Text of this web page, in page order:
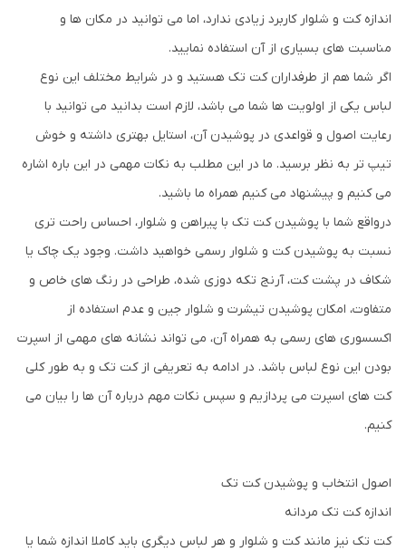
اندازه کت و شلوار کاربرد زیادی ندارد، اما می توانید در مکان ها و
مناسبت های بسیاری از آن استفاده نمایید.
اگر شما هم از طرفداران کت تک هستید و در شرایط مختلف این نوع
لباس یکی از اولویت ها شما می باشد، لازم است بدانید می توانید با
رعایت اصول و قواعدی در پوشیدن آن، استایل بهتری داشته و خوش
تیپ تر به نظر برسید. ما در این مطلب به نکات مهمی در این باره اشاره
می کنیم و پیشنهاد می کنیم همراه ما باشید.
درواقع شما با پوشیدن کت تک با پیراهن و شلوار، احساس راحت تری
نسبت به پوشیدن کت و شلوار رسمی خواهید داشت. وجود یک چاک یا
شکاف در پشت کت، آرنج تکه دوزی شده، طراحی در رنگ های خاص و
متفاوت، امکان پوشیدن تیشرت و شلوار جین و عدم استفاده از
اکسسوری های رسمی به همراه آن، می تواند نشانه های مهمی از اسپرت
بودن این نوع لباس باشد. در ادامه به تعریفی از کت تک و به طور کلی
کت های اسپرت می پردازیم و سپس نکات مهم درباره آن ها را بیان می
کنیم.
اصول انتخاب و پوشیدن کت تک
اندازه کت تک مردانه
کت تک نیز مانند کت و شلوار و هر لباس دیگری باید کاملا اندازه شما یا